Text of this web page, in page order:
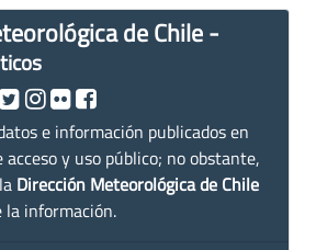
de Chile -
e información publicados en
y uso público; no obstante,
Dirección Meteorológica de Chile
la información.